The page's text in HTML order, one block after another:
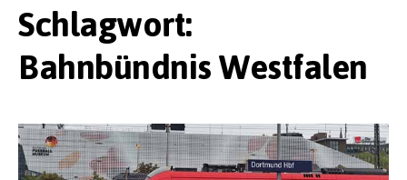
Schlagwort:
Bahnbündnis Westfalen